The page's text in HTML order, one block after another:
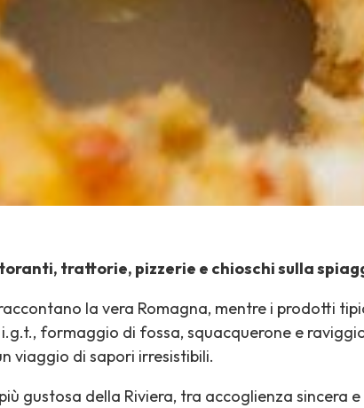
trattorie, pizzerie e chioschi sulla
la vera Romagna, mentre i prodotti
formaggio di fossa, squacquerone e
viaggio di sapori irresistibili.
gustosa della Riviera, tra accoglienza sincera